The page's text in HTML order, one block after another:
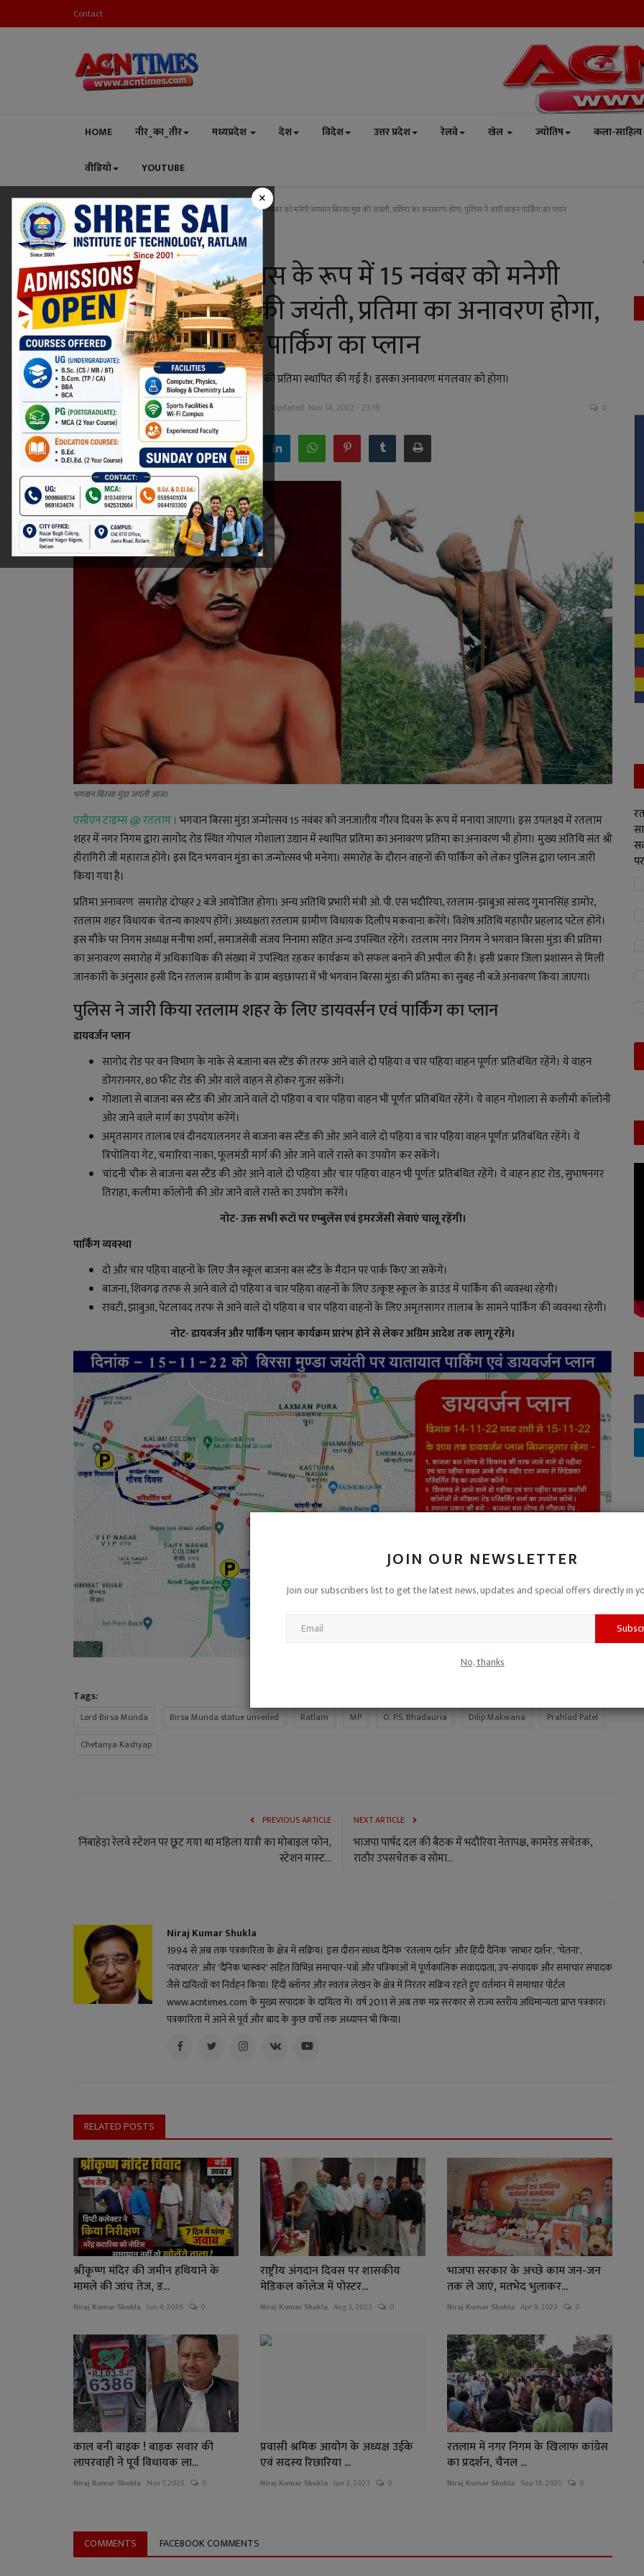
Contact
HOME नीर_का_तीर मध्यप्रदेश देश विदेश उत्तर प्रदेश रेलवे खेल ज्योतिष कला-साहित्य
वीडियो YOUTUBE
JOIN OUR NEWSLETTER
Join our subscribers list to get the latest news, updates and special offers directly in
No, thanks
×
Home मध्यप्रदेश रतलाम जनजातीय गौरव दिवस के रूप में 15 नवंबर को मनेगी भगवान बिरसा मुंडा की जयंती, प्रतिमा का अनावरण होगा, पुलिस ने जारी वाहन पार्किंग का प्लान
रतलाम
जनजातीय गौरव दिवस के रूप में 15 नवंबर को मनेगी
भगवान बिरसा मुंडा की जयंती, प्रतिमा का अनावरण होगा,
पुलिस ने जारी वाहन पार्किंग का प्लान
नगर निगम द्वारा रतलाम शहर में भगवान बिरसा मुंडा की प्रतिमा स्थापित की गई है। इसका अनावरण मंगलवार को होगा।
Niraj Kumar Shukla Nov 14, 2022 - 23:18 Updated: Nov 14, 2022 - 23:19 0
Facebook Twitter
भगवान बिरसा मुंडा जयंती आज।
एसीएन टाइम्स @ रतलाम । भगवान बिरसा मुंडा जन्मोत्सव 15 नवंबर को जनजातीय गौरव दिवस के रूप में मनाया जाएगा। इस उपलक्ष्य में रतलाम
शहर में नगर निगम द्वारा सागोद रोड स्थित गोपाल गोशाला उद्यान में स्थापित प्रतिमा का अनावरण प्रतिमा का अनावरण भी होगा। मुख्य अतिथि संत श्री
हीरागिरी जी महाराज होंगे। इस दिन भगवान मुंडा का जन्मोत्सव भी मनेगा। समारोह के दौरान वाहनों की पार्किंग को लेकर पुलिस द्वारा प्लान जारी
किया गया है।
प्रतिमा अनावरण समारोह दोपहर 2 बजे आयोजित होगा। अन्य अतिथि प्रभारी मंत्री ओ. पी. एस भदौरिया, रतलाम-झाबुआ सांसद गुमानसिंह डामोर,
रतलाम शहर विधायक चेतन्य काश्यप होंगे। अध्यक्षता रतलाम ग्रामीण विधायक दिलीप मकवाना करेंगे। विशेष अतिथि महापौर प्रहलाद पटेल होंगे।
इस मौके पर निगम अध्यक्ष मनीषा शर्मा, समाजसेवी संजय निनामा सहित अन्य उपस्थित रहेंगे। रतलाम नगर निगम ने भगवान बिरसा मुंडा की प्रतिमा
का अनावरण समारोह में अधिकाधिक की संख्या में उपस्थित रहकर कार्यक्रम को सफल बनाने की अपील की है। इसी प्रकार जिला प्रशासन से मिली
जानकारी के अनुसार इसी दिनरतलाम ग्रामीण के ग्राम बड़छापरा में भी भगवान बिरसा मुंडा की प्रतिमा का सुबह नौ बजे अनावरण किया जाएगा।
पुलिस ने जारी किया रतलाम शहर के लिए डायवर्सन एवं पार्किंग का प्लान
डायवर्जन प्लान
सागोद रोड पर वन विभाग के नाके से बजाना बस स्टैंड की तरफ आने वाले दो पहिया व चार पहिया वाहन पूर्णतः प्रतिबंधित रहेंगे। ये वाहन
डोंगरानगर, 80 फीट रोड की ओर वाले वाहन से होकर गुजर सकेंगे।
गोशाला से बाजना बस स्टैंड की ओर जाने वाले दो पहिया व चार पहिया वाहन भी पूर्णतः प्रतिबंधित रहेंगे। ये वाहन गोशाला से कलीमी कॉलोनी
ओर जाने वाले मार्ग का उपयोग करेंगे।
अमृतसागर तालाब एवं दीनदयालनगर से बाजना बस स्टैंड की ओर आने वाले दो पहिया व चार पहिया वाहन पूर्णतः प्रतिबंधित रहेंगे। ये
त्रिपोलिया गेट, चमारिया नाका, फूलमंडी मार्ग की ओर जाने वाले रास्ते का उपयोग कर सकेंगे।
चांदनी चौक से बाजना बस स्टैंड की ओर आने वाले दो पहिया और चार पहिया वाहन भी पूर्णतः प्रतिबंधित रहेंगे। ये वाहन हाट रोड, सुभाषनगर
तिराहा, कलीमा कॉलोनी की ओर जाने वाले रास्ते का उपयोग करेंगे।
नोट- उक्त सभी रूटों पर एम्बुलेंस एवं इमरजेंसी सेवाएं चालू रहेंगी।
पार्किंग व्यवस्था
दो और चार पहिया वाहनों के लिए जैन स्कूल बाजना बस स्टैंड के मैदान पर पार्क किए जा सकेंगे।
बाजना, शिवगढ़ तरफ से आने वाले दो पहिया व चार पहिया वाहनों के लिए उत्कृष्ट स्कूल के ग्राउंड में पार्किंग की व्यवस्था रहेगी।
रावटी, झाबुआ, पेटलावद तरफ से आने वाले दो पहिया व चार पहिया वाहनों के लिए अमृतसागर तालाब के सामने पार्किंग की व्यवस्था रहेगी।
नोट- डायवर्जन और पार्किंग प्लान कार्यक्रम प्रारंभ होने से लेकर अग्रिम आदेश तक लागू रहेंगे।
Tags:
Lord Birsa Munda Birsa Munda statue unveiled Ratlam MP O. P.S. Bhadauria Dilip Makwana
Prahlad Patel
Chetanya Kashyap
PREVIOUS ARTICLE
निंबाहेड़ा रेलवे स्‍टेशन पर छूट गया था महिला यात्री का मोबाइल फोन,
स्टेशन मास्‍ट...
NEXT ARTICLE
भाजपा पार्षद दल की बैठक में भदौरिया नेतापक्ष, कामरेड सचेतक,
राठौर उपसचेतक व सोमा...
Niraj Kumar Shukla
1994 से अब तक पत्रकारिता के क्षेत्र में सक्रिय। इस दौरान सांध्य दैनिक 'रतलाम दर्शन' और हिंदी दैनिक 'साभार दर्शन', 'चेतना',
'नवभारत' और 'दैनिक भास्कर' सहित विभिन्न समाचार-पत्रों और पत्रिकाओं में पूर्णकालिक संवाददाता, उप-संपादक और समाचार संपादक
जैसे दायित्वों का निर्वहन किया। हिंदी ब्लॉगर और स्वतंत्र लेखन के क्षेत्र में निरंतर सक्रिय रहते हुए वर्तमान में समाचार पोर्टल
www.acntimes.com के मुख्य संपादक के दायित्व में। वर्ष 2011 से अब तक मप्र सरकार से राज्य स्तरीय अधिमान्यता प्राप्त पत्रकार।
पत्रकारिता में आने से पूर्व और बाद के कुछ वर्षों तक अध्यापन भी किया।
RELATED POSTS
श्रीकृष्ण मंदिर की जमीन हथियाने के
मामले की जांच तेज, ड...
Niraj Kumar Shukla Jun 4, 2026 0
राष्ट्रीय अंगदान दिवस पर शासकीय
मेडिकल कॉलेज में पोस्टर...
Niraj Kumar Shukla Aug 3, 2023 0
भाजपा सरकार के अच्छे काम जन-जन
तक ले जाएं, मतभेद भुलाकर...
Niraj Kumar Shukla Apr 9, 2023 0
काल बनी बाइक ! बाइक सवार की
लापरवाही ने पूर्व विधायक ला...
Niraj Kumar Shukla Nov 7, 2025 0
प्रवासी श्रमिक आयोग के अध्यक्ष उईके
एवं सदस्य रिछारिया ...
Niraj Kumar Shukla Jan 2, 2023 0
रतलाम में नगर निगम के खिलाफ कांग्रेस
का प्रदर्शन, चैनल ...
Niraj Kumar Shukla Sep 18, 2025 0
COMMENTS FACEBOOK COMMENTS